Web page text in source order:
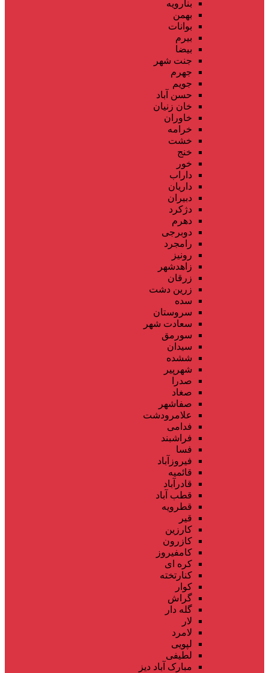
بنارویه
بهمن
بوانات
بیرم
بیضا
جنت شهر
جهرم
جویم
حسن آباد
خان زنیان
خاوران
خرامه
خشت
خنج
خور
داراب
داریان
دبیران
دژکرد
دهرم
دوبرجی
رامجرد
رونیز
زاهدشهر
زرقان
زرین دشت
سده
سروستان
سعادت شهر
سورمق
سیدان
ششده
شهرپیر
صدرا
صغاد
صفاشهر
علامرودشت
فدامی
فراشبند
فسا
فیروزآباد
قائمیه
قادرآباد
قطب آباد
قطرویه
قیر
کارزین
کازرون
کامفیروز
کره ای
کنارتخته
کوار
گراش
گله دار
لار
لامرد
لپویی
لطیفی
مبارک آباد دیز